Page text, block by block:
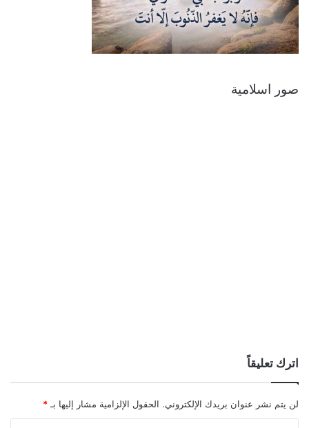
صور اسلامية
اترك تعليقاً
لن يتم نشر عنوان بريدك الإلكتروني. الحقول الإلزامية مشار إليها بـ *